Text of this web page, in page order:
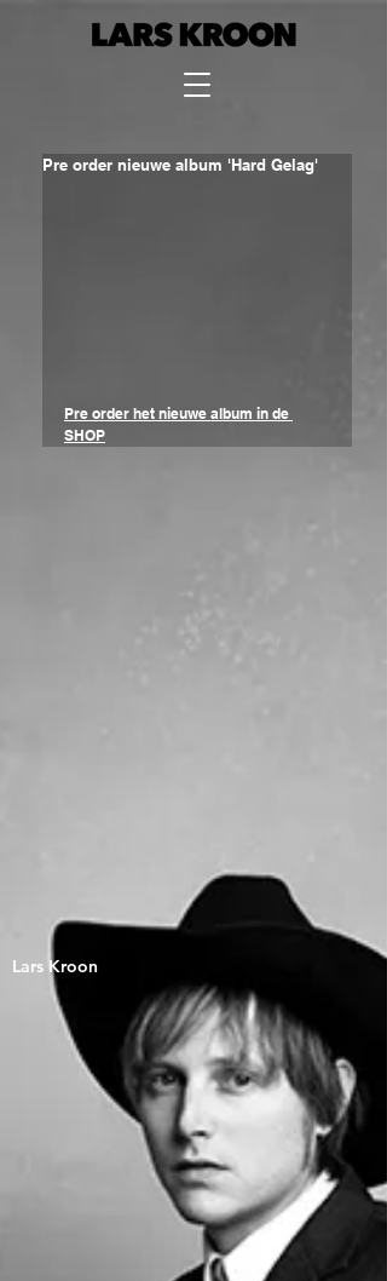
Pre order nieuwe album 'Hard Gelag'
Pre order het nieuwe album in de
SHOP
Lars Kroon